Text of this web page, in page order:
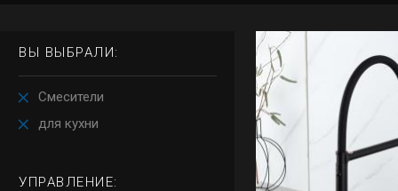
ВЫ ВЫБРАЛИ:
Смесители
для кухни
УПРАВЛЕНИЕ: